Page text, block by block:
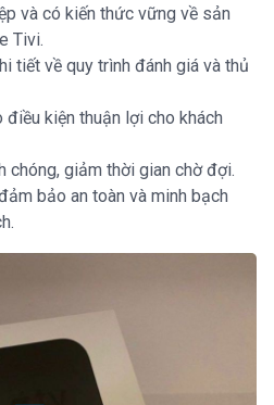
và có kiến thức vững về sản
Tivi.
tiết về quy trình đánh giá và thủ
kiện thuận lợi cho khách
chóng, giảm thời gian chờ đợi.
bảo an toàn và minh bạch